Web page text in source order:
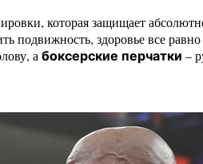
которая защищает
подвижность, здоровье все
а боксерские перчатки –